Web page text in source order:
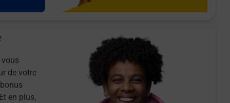
vous
de votre
en plus,